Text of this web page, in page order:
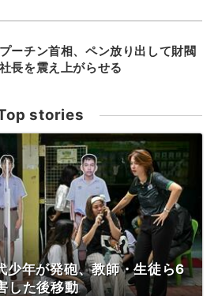
プーチン首相、ペン放り出して財閥
社長を震え上がらせる
stories
少年が発砲、教師・生徒ら6
した後移動